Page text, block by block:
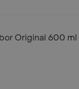
Original 600 ml